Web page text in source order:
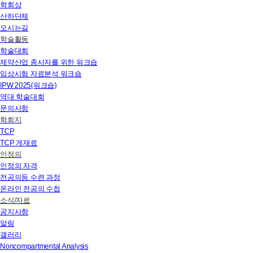
학회상
산하단체
오시는길
학술활동
학술대회
제약산업 종사자를 위한 워크숍
임상시험 자료분석 워크숍
IPW 2025(워크숍)
역대 학술대회
문의사항
학회지
TCP
TCP 게재료
인정의
인정의 자격
전공의등 수련 과정
온라인 전공의 수첩
소식/자료
공지사항
알림
갤러리
Noncompartmental Analysis